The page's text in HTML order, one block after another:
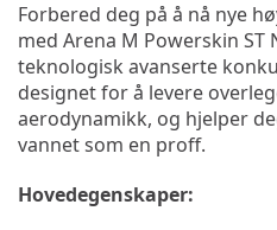
Forbered deg på å nå nye
med Arena M Powerskin ST
teknologisk avanserte
designet for å levere
aerodynamikk, og hjelper
vannet som en proff.
Hovedegenskaper: